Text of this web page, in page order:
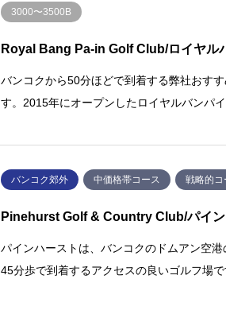
3000〜3500B
Royal Bang Pa-in Golf Club/ロイヤル
バンコクから50分ほどで到着する弊社おす
す。2015年にオープンしたロイヤルバンパ
バンコク郊外 中価格帯コース 戦略的コ
Pinehurst Golf & Country Club/パイ
パインハーストは、バンコクのドムアン空
45分歩で到着するアクセスの良いゴルフ場